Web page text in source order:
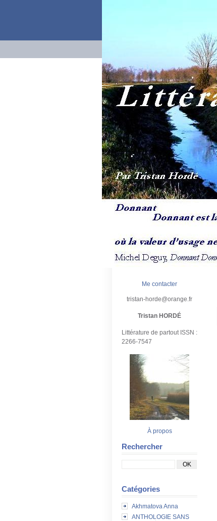
Me contacter
tristan-horde@orange.fr
Tristan HORDÉ
Littérature de partout ISSN :
2266-7547
À propos
Rechercher
Catégories
Akhmatova Anna
ANTHOLOGIE SANS